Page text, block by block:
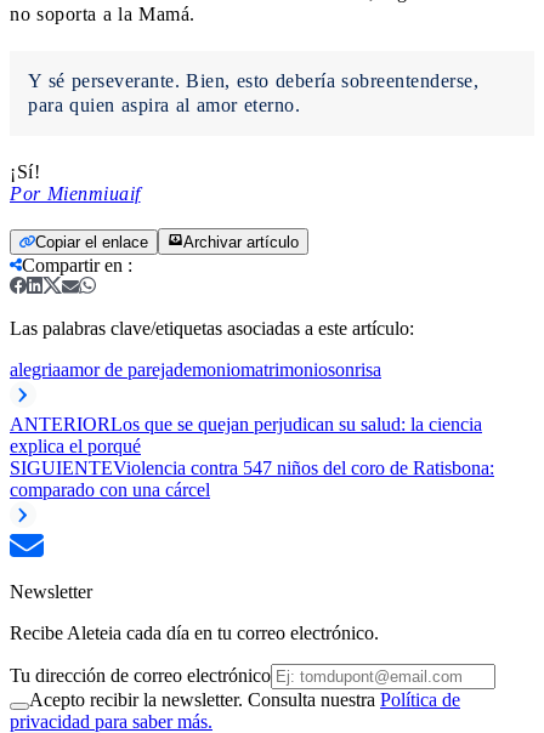
no soporta a la Mamá.
Y sé perseverante. Bien, esto debería sobreentenderse,
para quien aspira al amor eterno.
¡Sí!
Por Mienmiuaif
Copiar el enlace Archivar artículo
Compartir en :
Las palabras clave/etiquetas asociadas a este artículo:
alegriaamor de parejademoniomatrimoniosonrisa
ANTERIORLos que se quejan perjudican su salud: la ciencia
explica el porqué
SIGUIENTEViolencia contra 547 niños del coro de Ratisbona:
comparado con una cárcel
Newsletter
Recibe Aleteia cada día en tu correo electrónico.
Tu dirección de correo electrónico
Acepto recibir la newsletter. Consulta nuestra Política de
privacidad para saber más.